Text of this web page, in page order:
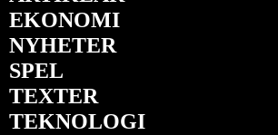
EKONOMI
NYHETER
SPEL
TEXTER
TEKNOLOGI